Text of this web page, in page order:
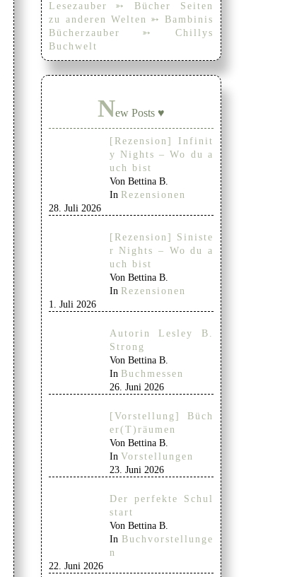
Lesezauber
➳ Bücher Seiten
zu anderen Welten ➳ Bambinis
Bücherzauber
➳ Chillys
Buchwelt
New Posts ♥
[Rezension] Infinit
y Nights – Wo du a
uch bist
Von Bettina B.
In Rezensionen
28. Juli 2026
[Rezension] Siniste
r Nights – Wo du a
uch bist
Von Bettina B.
In Rezensionen
1. Juli 2026
Autorin Lesley B.
Strong
Von Bettina B.
In Buchmessen
26. Juni 2026
[Vorstellung] Büch
er(T)räumen
Von Bettina B.
In Vorstellungen
23. Juni 2026
Der perfekte Schul
start
Von Bettina B.
In Buchvorstellunge
n
22. Juni 2026